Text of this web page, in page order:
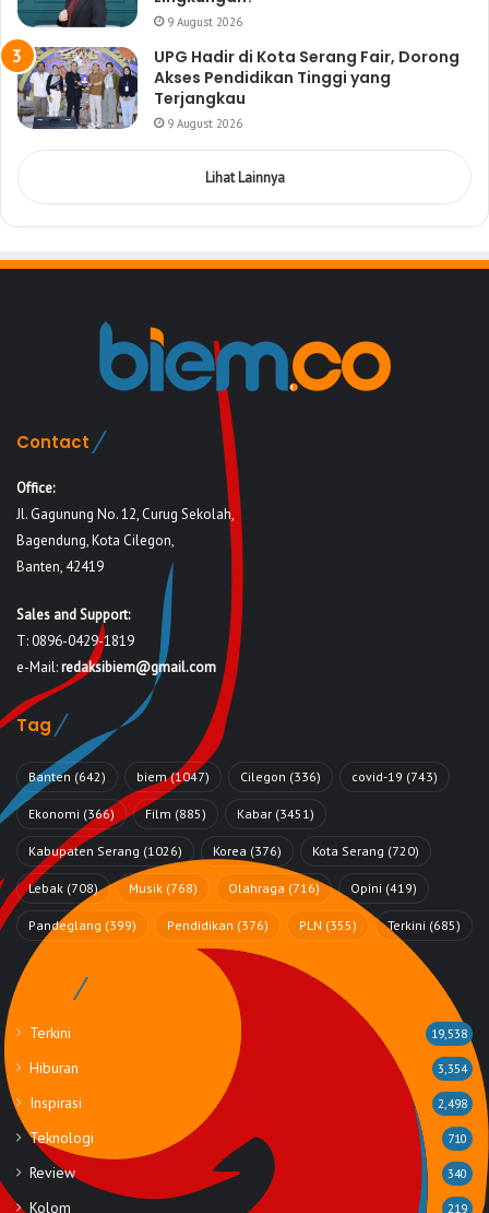
9 August 2026
UPG Hadir di Kota Serang Fair, Dorong
Akses Pendidikan Tinggi yang
Terjangkau
9 August 2026
Lihat Lainnya
Contact
Office:
Jl. Gagunung No. 12, Curug Sekolah,
Bagendung, Kota Cilegon,
Banten, 42419
Sales and Support:
T: 0896-0429-1819
e-Mail:redaksibiem@gmail.com
Tag
Banten (642) biem(1047) Cilegon (336) covid-19 (743)
Ekonomi (366) Film (885) Kabar (3451)
Kabupaten Serang (1026) Korea (376) Kota Serang (720)
Lebak (708) Musik (768) Olahraga (716) Opini (419)
Pandeglang (399) Pendidikan (376) PLN (355) Terkini (685)
Rubrik
Terkini 19,538
Hiburan 3,354
Inspirasi 2,498
Teknologi 710
Review 340
Kolom 219